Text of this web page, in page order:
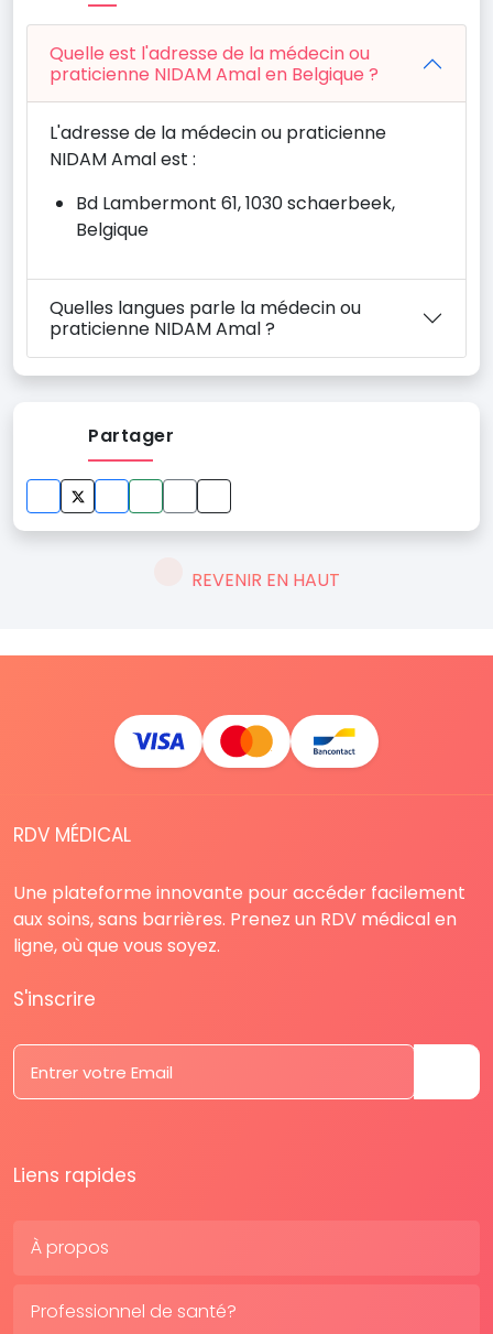
Quelle est l'adresse de la médecin ou
praticienne NIDAM Amal en Belgique ?
L'adresse de la médecin ou praticienne
NIDAM Amal est :
Bd Lambermont 61, 1030 schaerbeek,
Belgique
Quelles langues parle la médecin ou
praticienne NIDAM Amal ?
Partager
REVENIR EN HAUT
RDV MÉDICAL
Une plateforme innovante pour accéder facilement
aux soins, sans barrières. Prenez un RDV médical en
ligne, où que vous soyez.
S'inscrire
Liens rapides
À propos
Professionnel de santé?